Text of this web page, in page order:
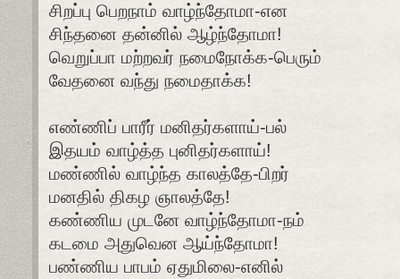
சிறப்பு பெறநாம் வாழ்ந்தோமா-என
சிந்தனை தன்னில் ஆழ்ந்தோமா!
வெறுப்பா மற்றவர் நமைநோக்க-பெரும்
வேதனை வந்து நமைதாக்க!
எண்ணிப் பாரீர் மனிதர்களாய்-பல்
இதயம் வாழ்த்த புனிதர்களாய்!
மண்ணில் வாழ்ந்த காலத்தே-பிறர்
மனதில் திகழ ஞாலத்தே!
கண்ணிய முடனே வாழ்ந்தோமா-நம்
கடமை அதுவென ஆய்ந்தோமா!
பண்ணிய பாபம் ஏதுமிலை-எனில்